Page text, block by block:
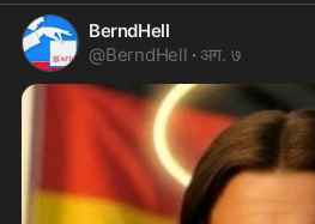
BerndHell
@BerndHell · अग. ७